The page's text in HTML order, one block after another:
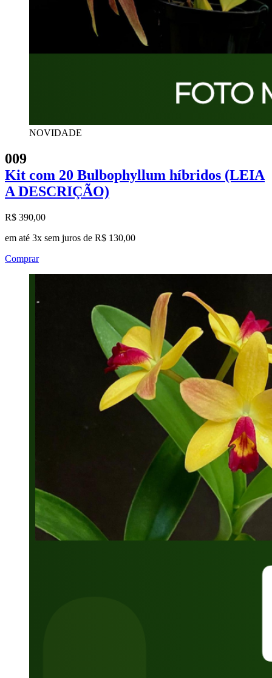
NOVIDADE
009
Kit com 20 Bulbophyllum híbridos (LEIA
A DESCRIÇÃO)
R$ 390,00
em até 3x sem juros de R$ 130,00
Comprar